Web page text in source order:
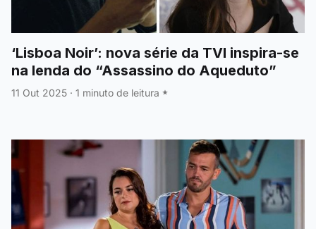
‘Lisboa Noir’: nova série da TVI inspira-se
na lenda do “Assassino do Aqueduto”
11 Out 2025 · 1 minuto de leitura